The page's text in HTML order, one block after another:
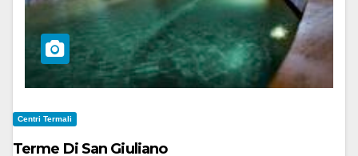
Centri Termali
Terme Di San Giuliano